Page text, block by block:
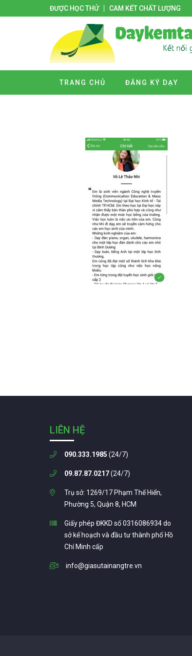
ĐƯỢC HỌC THỬ CAM KẾT CHẤT LƯỢNG
TRANG CHỦ ĐĂNG KÝ DẠY
LIÊN HỆ
090.333.1985 (24/7)
09.87.87.0217(24/7)
Trụ sở: 1269/17 Phạm Thế Hiển,
Phường 5, Quận 8, HCM
Giấy phép ĐKKD số 0316086934 do
sở kế hoạch và đầu tư thành phố Hồ
Chí Minh cấp
info@giasutainangtre.vn